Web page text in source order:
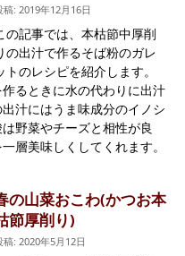
稿: 2019年12月16日
の記事では、本枯節中厚削
の出汁で作るそば粉のガレ
トのレシピを紹介します。
るときに水の代わりに出汁
汁にはうま味成分のイノシ
野菜やチーズと相性が良
層美味しくしてくれます。
の山菜おこわ(かつお本
節厚削り)
稿: 2020年5月12日